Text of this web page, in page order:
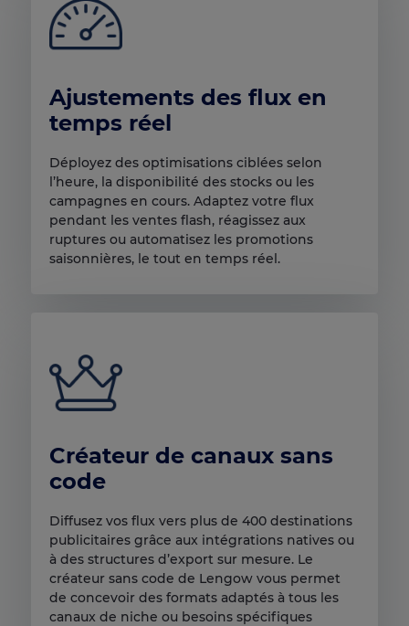
Ajustements des flux en
temps réel
Déployez des optimisations ciblées selon
l’heure, la disponibilité des stocks ou les
campagnes en cours. Adaptez votre flux
pendant les ventes flash, réagissez aux
ruptures ou automatisez les promotions
saisonnières, le tout en temps réel.
Créateur de canaux sans
code
Diffusez vos flux vers plus de 400 destinations
publicitaires grâce aux intégrations natives ou
à des structures d’export sur mesure. Le
créateur sans code de Lengow vous permet
de concevoir des formats adaptés à tous les
canaux de niche ou besoins spécifiques